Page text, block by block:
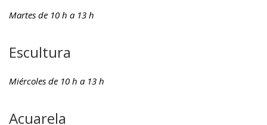
Martes de 10 h a 13 h
Escultura
Miércoles de 10 h a 13 h
Acuarela